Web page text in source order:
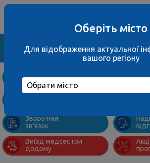
та ціни
Підготовка
Зворотній
зв’язок
Виїзд медсестри
додому
Оберіть місто
Для відображення актуальної
вашого регіону
Обрати місто